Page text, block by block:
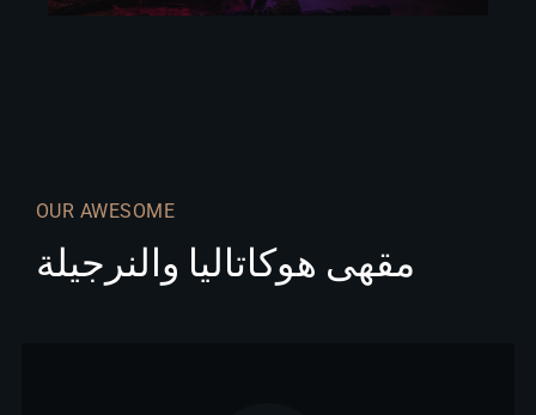
OUR AWESOME
مقهى هوكاتاليا والنرجيلة